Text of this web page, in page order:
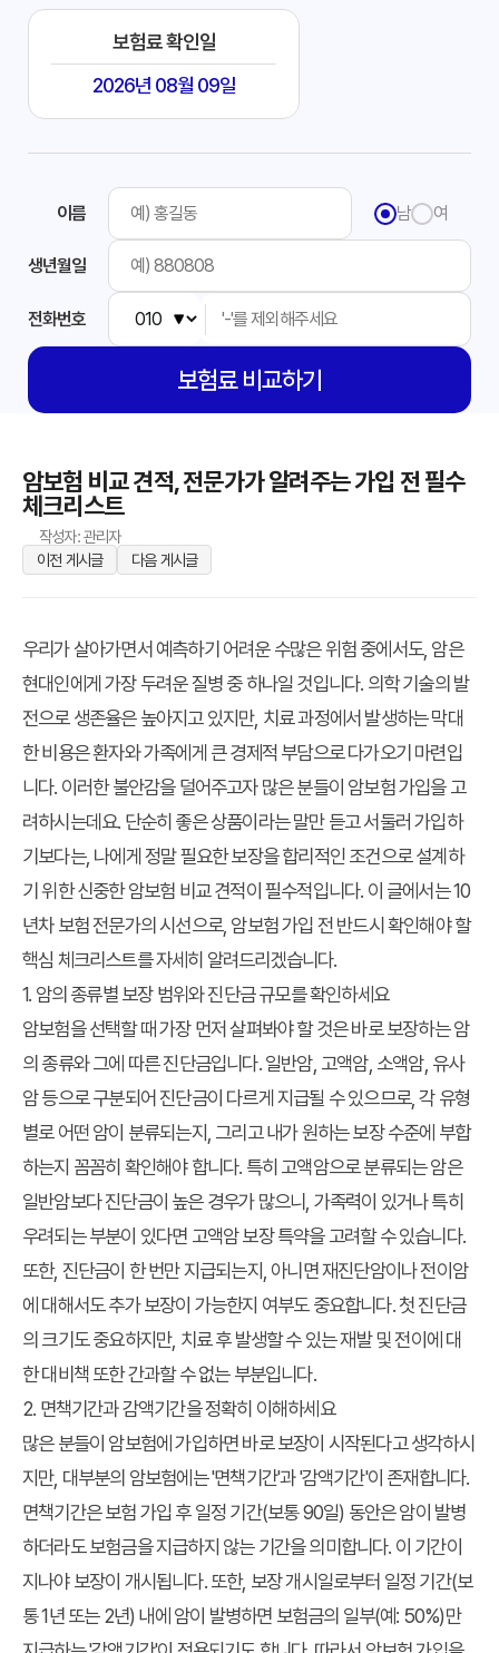
보험료 확인일
2026년 08월 09일
이름 남 여
생년월일
전화번호
보험료비교하기
암보험 비교 견적, 전문가가 알려주는 가입 전 필수
체크리스트
작성자: 관리자
이전 게시글
다음 게시글
우리가 살아가면서 예측하기 어려운 수많은 위험 중에서도, 암은
현대인에게 가장 두려운 질병 중 하나일 것입니다. 의학 기술의 발
전으로 생존율은 높아지고 있지만, 치료 과정에서 발생하는 막대
한 비용은 환자와 가족에게 큰 경제적 부담으로 다가오기 마련입
니다. 이러한 불안감을 덜어주고자 많은 분들이 암보험 가입을 고
려하시는데요. 단순히 좋은 상품이라는 말만 듣고 서둘러 가입하
기보다는, 나에게 정말 필요한 보장을 합리적인 조건으로 설계하
기 위한 신중한 암보험 비교 견적이 필수적입니다. 이 글에서는 10
년차 보험 전문가의 시선으로, 암보험 가입 전 반드시 확인해야 할
핵심 체크리스트를 자세히 알려드리겠습니다.
1. 암의 종류별 보장 범위와 진단금 규모를 확인하세요
암보험을 선택할 때 가장 먼저 살펴봐야 할 것은 바로 보장하는 암
의 종류와 그에 따른 진단금입니다. 일반암, 고액암, 소액암, 유사
암 등으로 구분되어 진단금이 다르게 지급될 수 있으므로, 각 유형
별로 어떤 암이 분류되는지, 그리고 내가 원하는 보장 수준에 부합
하는지 꼼꼼히 확인해야 합니다. 특히 고액암으로 분류되는 암은
일반암보다 진단금이 높은 경우가 많으니, 가족력이 있거나 특히
우려되는 부분이 있다면 고액암 보장 특약을 고려할 수 있습니다.
또한, 진단금이 한 번만 지급되는지, 아니면 재진단암이나 전이암
에 대해서도 추가 보장이 가능한지 여부도 중요합니다. 첫 진단금
의 크기도 중요하지만, 치료 후 발생할 수 있는 재발 및 전이에 대
한 대비책 또한 간과할 수 없는 부분입니다.
2. 면책기간과 감액기간을 정확히 이해하세요
많은 분들이 암보험에 가입하면 바로 보장이 시작된다고 생각하시
지만, 대부분의 암보험에는 '면책기간'과 '감액기간'이 존재합니다.
면책기간은 보험 가입 후 일정 기간(보통 90일) 동안은 암이 발병
하더라도 보험금을 지급하지 않는 기간을 의미합니다. 이 기간이
지나야 보장이 개시됩니다. 또한, 보장 개시일로부터 일정 기간(보
통 1년 또는 2년) 내에 암이 발병하면 보험금의 일부(예: 50%)만